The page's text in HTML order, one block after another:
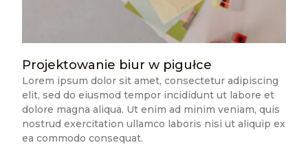
Projektowanie biur w pigułce
Lorem ipsum dolor sit amet, consectetur adipiscing
elit, sed do eiusmod tempor incididunt ut labore et
dolore magna aliqua. Ut enim ad minim veniam, quis
nostrud exercitation ullamco laboris nisi ut aliquip ex
ea commodo consequat.